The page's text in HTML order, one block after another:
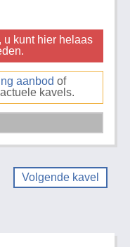
u kunt hier helaas
aanbod of
kavels.
Volgende kavel